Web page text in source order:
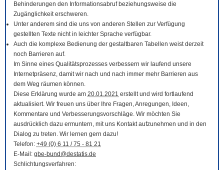
Behinderungen den Informationsabruf beziehungsweise die
Zugänglichkeit erschweren.
Unter anderem sind die uns von anderen Stellen zur Verfügung
gestellten Texte nicht in leichter Sprache verfügbar.
Auch die komplexe Bedienung der gestaltbaren Tabellen weist derzeit
noch Barrieren auf.
Im Sinne eines Qualitätsprozesses verbessern wir laufend unsere
Internetpräsenz, damit wir nach und nach immer mehr Barrieren aus
dem Weg räumen können.
Diese Erklärung wurde am 20.01.2021 erstellt und wird fortlaufend
aktualisiert. Wir freuen uns über Ihre Fragen, Anregungen, Ideen,
Kommentare und Verbesserungsvorschläge. Wir möchten Sie
ausdrücklich dazu ermuntern, mit uns Kontakt aufzunehmen und in den
Dialog zu treten. Wir lernen gern dazu!
Telefon: +49 (0) 6 11 / 75 - 81 21
E-Mail : gbe-bund@destatis.de
Schlichtungsverfahren: